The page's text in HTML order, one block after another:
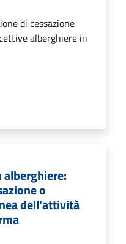
di cessazione
alberghiere in
o
dell'attività